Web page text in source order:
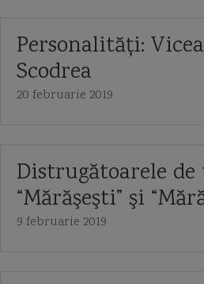
Personalități:
Scodrea
20 februarie 2019
Distrugătoarele de
“Mărăşeşti” şi
9 februarie 2019